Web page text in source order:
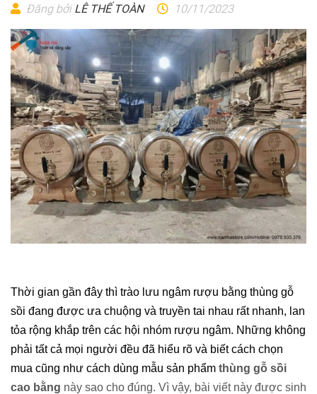
Đăng bởi LÊ THẾ TOÀN 10/11/2023
Thời gian gần đây thì trào lưu ngâm rượu bằng thùng gỗ
sồi đang được ưa chuộng và truyền tai nhau rất nhanh, lan
tỏa rộng khắp trên các hội nhóm rượu ngâm. Những không
phải tất cả mọi người đều đã hiểu rõ và biết cách chọn
mua cũng như cách dùng mẫu sản phẩm thùng gỗ sồi
cao bằng này sao cho đúng. Vì vậy, bài viết này được sinh